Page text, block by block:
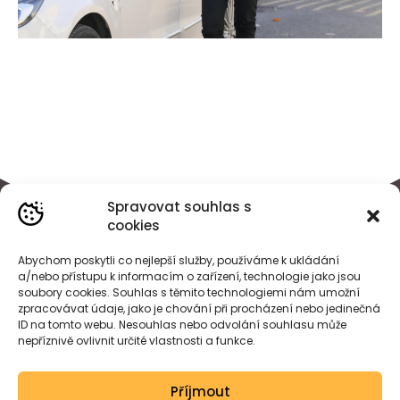
Spravovat souhlas s
cookies
Abychom poskytli co nejlepší služby, používáme k ukládání
a/nebo přístupu k informacím o zařízení, technologie jako jsou
soubory cookies. Souhlas s těmito technologiemi nám umožní
zpracovávat údaje, jako je chování při procházení nebo jedinečná
ID na tomto webu. Nesouhlas nebo odvolání souhlasu může
nepříznivě ovlivnit určité vlastnosti a funkce.
Příjmout